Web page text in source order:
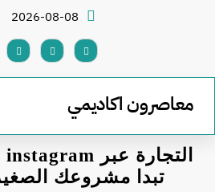
2026-08-08
معاصرون اكاديمي
تبدا مشروعك